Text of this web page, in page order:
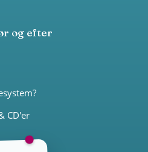
og efter
CD'er